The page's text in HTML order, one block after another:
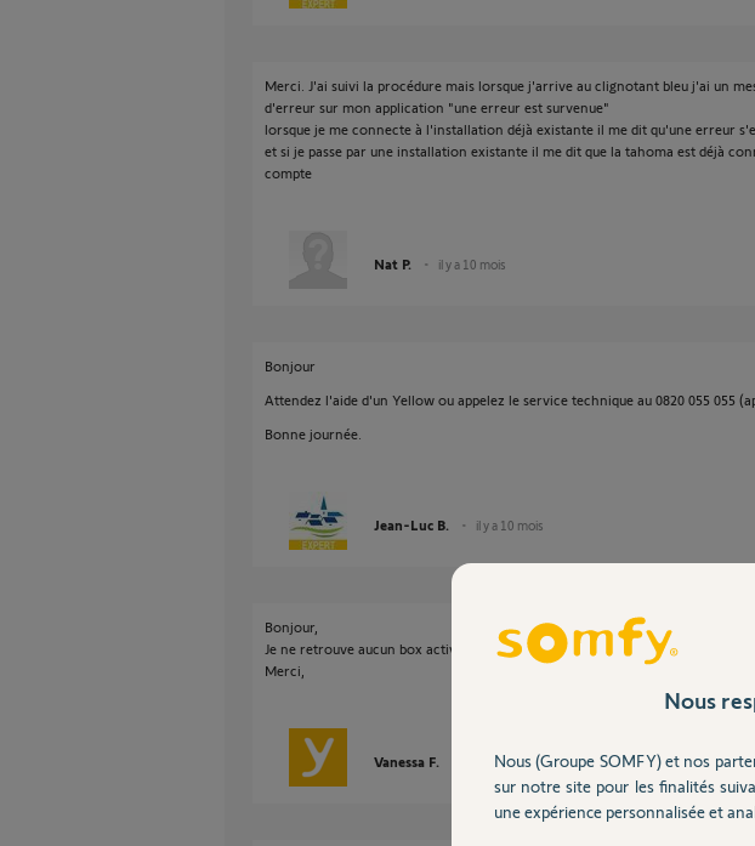
Merci. J'ai suivi la procédure mais lorsque j'arrive au clignotant bleu j'ai un
d'erreur sur mon application "une erreur est survenue"
lorsque je me connecte à l'installation déjà existante il me dit qu'une erreur
et si je passe par une installation existante il me dit que la tahoma est déjà
compte
Nat P. il y a 10 mois
Bonjour
Attendez l'aide d'un Yellow ou appelez le service technique au 0820 055 055
Bonne journée.
Jean-Luc B. il y a 10 mois
Bonjour,
Je ne retrouve aucun box activée lié à ce PIN.
Merci,
Vanessa F. il y a 9 mois
Nous
Nous (Groupe SOMFY) et nos
sur notre site pour les finalités
une expérience personnalisée et